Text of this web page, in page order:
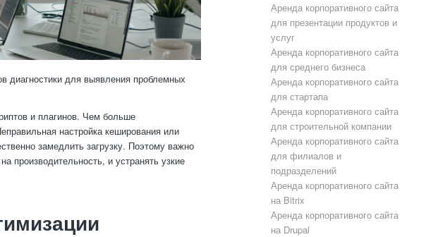
диагностики для выявления проблемных
и плагинов. Чем больше
настройка кеширования или
замедлить загрузку. Поэтому важно
производительность, и устранять узкие
Аренда корпоративного сайта
для презентации продуктов и
услуг
Аренда корпоративного сайта
для среднего бизнеса
Аренда корпоративного сайта
для стартапа
Аренда корпоративного сайта
для строительной компании
Аренда корпоративного сайта
для филиалов и
подразделений
Аренда корпоративного сайта
на Bitrix
Аренда корпоративного сайта
на Drupal